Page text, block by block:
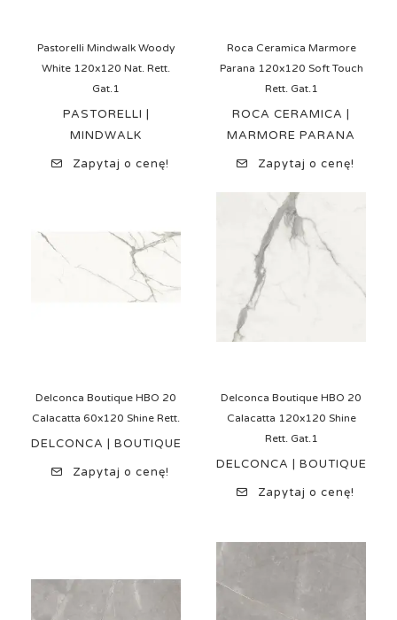
Pastorelli Mindwalk Woody
White 120x120 Nat. Rett.
Gat.1
PASTORELLI |
MINDWALK
Zapytaj o cenę!
Roca Ceramica Marmore
Parana 120x120 Soft Touch
Rett. Gat.1
ROCA CERAMICA |
MARMORE PARANA
Zapytaj o cenę!
Delconca Boutique HBO 20
Calacatta 60x120 Shine Rett.
DELCONCA | BOUTIQUE
Zapytaj o cenę!
Delconca Boutique HBO 20
Calacatta 120x120 Shine
Rett. Gat.1
DELCONCA | BOUTIQUE
Zapytaj o cenę!